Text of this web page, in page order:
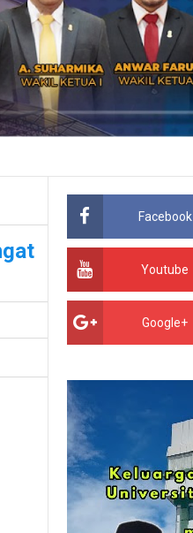
Facebook
Youtube
Google+